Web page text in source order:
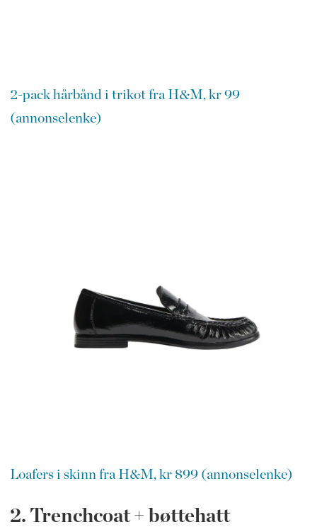
2-pack hårbånd i trikot fra H&M, kr 99
(annonselenke)
Loafers i skinn fra H&M, kr 899 (annonselenke)
2. Trenchcoat + bøttehatt